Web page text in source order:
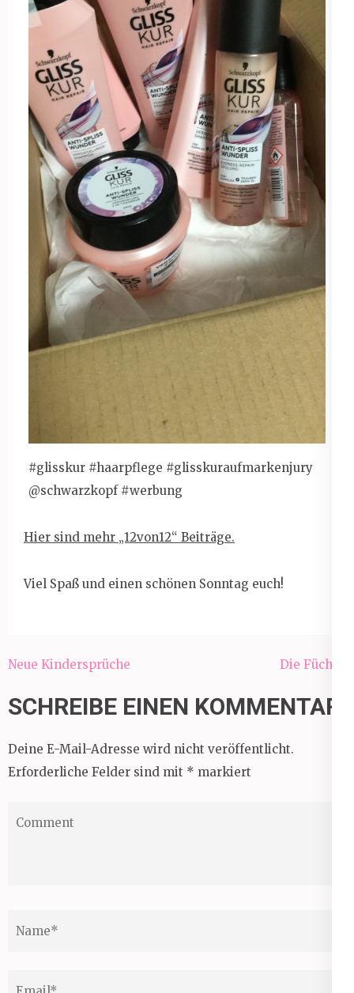
#glisskur #haarpflege #glisskuraufmarkenjury
@schwarzkopf #werbung
Hier sind mehr „12von12“ Beiträge.
Viel Spaß und einen schönen Sonntag euch!
Beitragsnavigation
Neue Kindersprüche Die Füchse
SCHREIBE EINEN KOMMENTAR
Deine E-Mail-Adresse wird nicht veröffentlicht.
Erforderliche Felder sind mit * markiert